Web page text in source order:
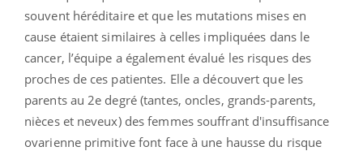
souvent héréditaire et que les mutations mises en
cause étaient similaires à celles impliquées dans le
cancer, l’équipe a également évalué les risques des
proches de ces patientes. Elle a découvert que les
parents au 2e degré (tantes, oncles, grands-parents,
nièces et neveux) des femmes souffrant d'insuffisance
ovarienne primitive font face à une hausse du risque